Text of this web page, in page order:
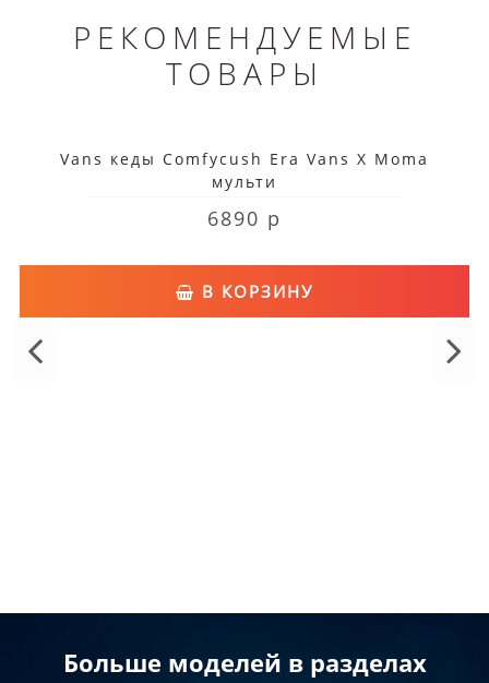
РЕКОМЕНДУЕМЫЕ
ТОВАРЫ
Vans кеды Comfycush Era Vans X Moma
мульти
6890 р
В КОРЗИНУ
Больше моделей в разделах